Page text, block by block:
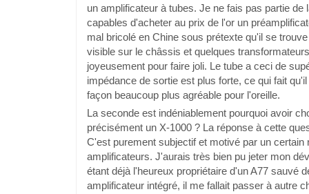
un amplificateur à tubes. Je ne fais pas partie de
capables d'acheter au prix de l'or un
mal bricolé en Chine sous prétexte qu'il se
visible sur le châssis et quelques
joyeusement pour faire joli. Le tube a ceci de
impédance de sortie est plus forte, ce qui fait
façon beaucoup plus agréable pour l'oreille.
La seconde est indéniablement pourquoi avoir
précisément un X-1000 ? La réponse à cette
C'est purement subjectif et motivé par un
amplificateurs. J'aurais très bien pu jeter mon
étant déjà l'heureux propriétaire d'un A77 sauvé
amplificateur intégré, il me fallait passer à autre